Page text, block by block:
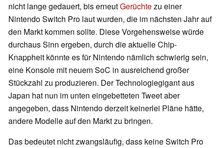
nicht lange gedauert, bis erneutGerüchtezu einer
Nintendo Switch Pro laut wurden, die im nächsten Jahr auf
den Markt kommen sollte. Diese Vorgehensweise würde
durchaus Sinn ergeben, durch die aktuelle Chip-
Knappheit könnte es für Nintendo nämlich schwierig sein,
eine Konsole mit neuem SoC in ausreichend großer
Stückzahl zu produzieren. Der Technologiegigant aus
Japan hat nun im unten eingebetteten Tweet aber
angegeben, dass Nintendo derzeit keinerlei Pläne hätte,
andere Modelle auf den Markt zu bringen.
Das bedeutet nicht zwangsläufig, dass keine Switch Pro